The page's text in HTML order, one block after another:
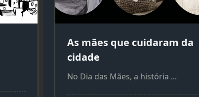
As mães que cuidaram da
cidade
No Dia das Mães, a história ...